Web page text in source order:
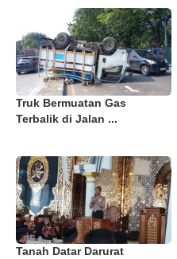
Truk Bermuatan Gas
Terbalik di Jalan ...
Tanah Datar Darurat